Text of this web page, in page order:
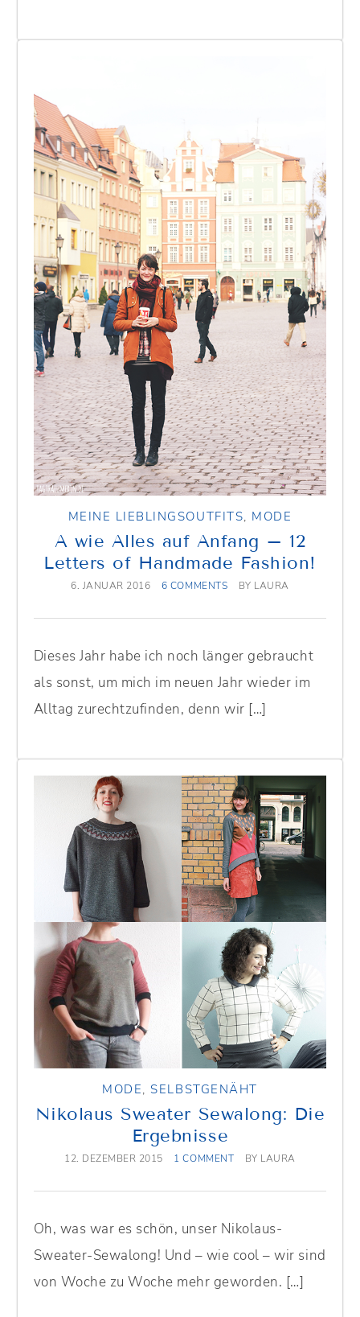
MEINE LIEBLINGSOUTFITS, MODE
A wie Alles auf Anfang – 12
Letters of Handmade Fashion!
6. JANUAR 2016 6 COMMENTS BY LAURA
Dieses Jahr habe ich noch länger gebraucht
als sonst, um mich im neuen Jahr wieder im
Alltag zurechtzufinden, denn wir […]
MODE, SELBSTGENÄHT
Nikolaus Sweater Sewalong: Die
Ergebnisse
12. DEZEMBER 2015 1 COMMENT BY LAURA
Oh, was war es schön, unser Nikolaus-
Sweater-Sewalong! Und – wie cool – wir sind
von Woche zu Woche mehr geworden. […]